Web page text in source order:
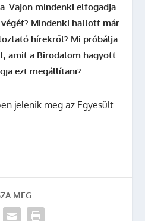
Vajon mindenki elfogadja
Mindenki hallott már
hírekről? Mi próbálja
amit a Birodalom hagyott
ezt megállítani?
jelenik meg az Egyesült
MEG: